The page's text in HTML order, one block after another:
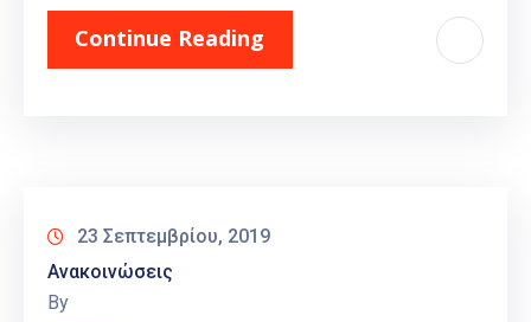
Continue Reading
23 Σεπτεμβρίου, 2019
Ανακοινώσεις
By